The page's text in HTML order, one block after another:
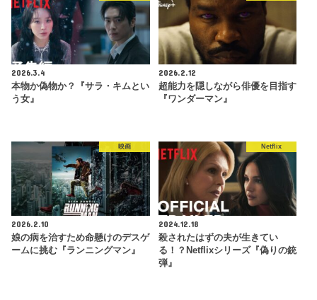
2026.3.4
本物か偽物か？『サラ・キムとい
う女』
2026.2.12
超能力を隠しながら俳優を目指す
『ワンダーマン』
映画
2026.2.10
娘の病を治すため命懸けのデスゲ
ームに挑む『ランニングマン』
Netflix
2024.12.18
殺されたはずの夫が生きてい
る！？Netflixシリーズ『偽りの銃
弾』